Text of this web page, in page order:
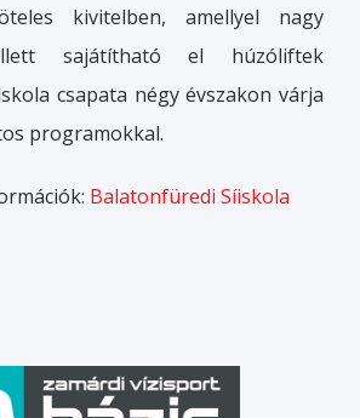
kivitelben, amellyel nagy
sajátítható el húzóliftek
csapata négy évszakon várja
programokkal.
Balatonfüredi Síiskola